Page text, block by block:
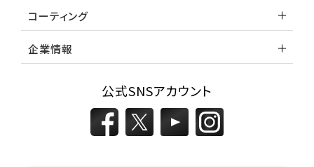
コーティング
企業情報
公式SNSアカウント